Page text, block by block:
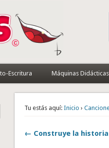
Escritura Máquinas Didácticas
Tu estás aquí: Inicio ›
← Construye la historia